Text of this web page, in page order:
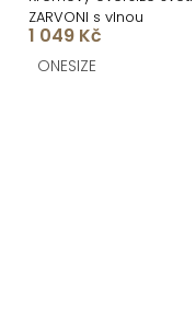
ZARVONI s vlnou
1 049 Kč
ONESIZE